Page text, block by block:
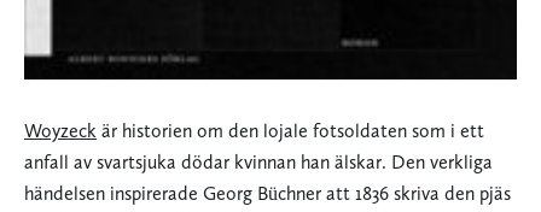
Woyzeck är historien om den lojale fotsoldaten som i ett
anfall av svartsjuka dödar kvinnan han älskar. Den verkliga
händelsen inspirerade Georg Büchner att 1836 skriva den pjäs